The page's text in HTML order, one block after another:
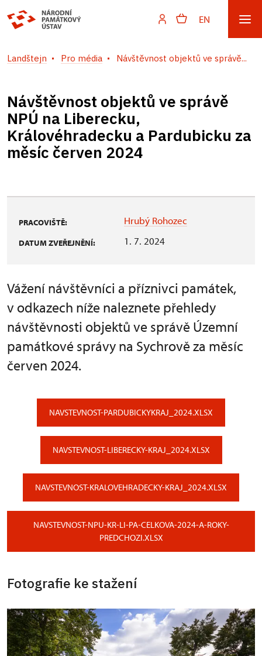
EN
Landštejn Pro média Návštěvnost objektů ve správě...
Návštěvnost objektů ve správě
NPÚ na Liberecku,
Královéhradecku a Pardubicku za
měsíc červen 2024
PRACOVIŠTĚ: Hrubý Rohozec
DATUM ZVEŘEJNĚNÍ: 1. 7. 2024
Vážení návštěvníci a příznivci památek,
v odkazech níže naleznete přehledy
návštěvnosti objektů ve správě Územní
památkové správy na Sychrově za měsíc
červen 2024.
NAVSTEVNOST-PARDUBICKYKRAJ_2024.XLSX
NAVSTEVNOST-LIBERECKY-KRAJ_2024.XLSX
NAVSTEVNOST-KRALOVEHRADECKY-KRAJ_2024.XLSX
NAVSTEVNOST-NPU-KR-LI-PA-CELKOVA-2024-A-ROKY-
PREDCHOZI.XLSX
Fotografie ke stažení